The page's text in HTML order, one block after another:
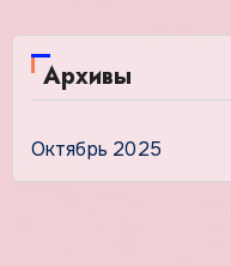
Архивы
Октябрь 2025